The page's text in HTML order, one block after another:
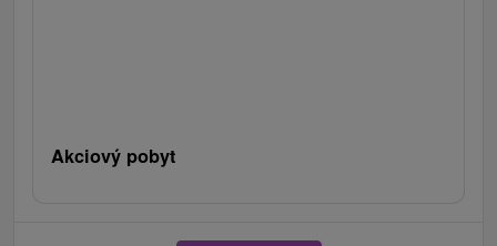
Akciový pobyt